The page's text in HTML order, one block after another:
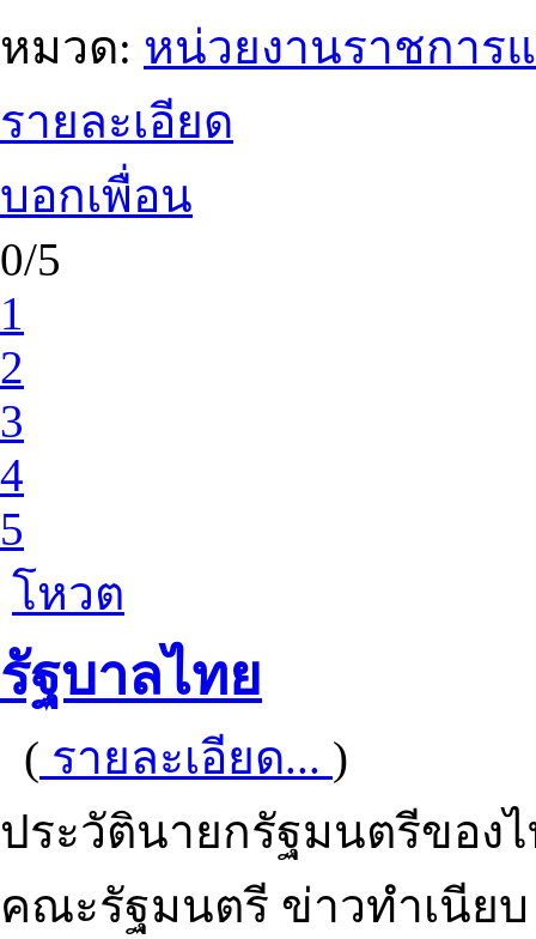
หมวด: หน่วยงานราชการ
รายละเอียด
บอกเพื่อน
0/5
1
2
3
4
5
โหวต
รัฐบาลไทย
( รายละเอียด... )
ประวัตินายกรัฐมนตรีของ
คณะรัฐมนตรี ข่าวทำเนีย